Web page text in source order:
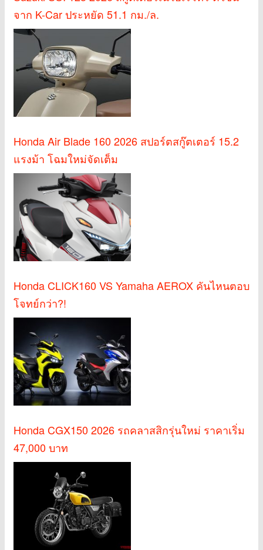
จาก K-Car ประหยัด 51.1 กม./ล.
Honda Air Blade 160 2026 สปอร์ตสกู๊ตเตอร์ 15.2
แรงม้า โฉมใหม่จัดเต็ม
Honda CLICK160 VS Yamaha AEROX คันไหนตอบ
โจทย์กว่า?!
Honda CGX150 2026 รถคลาสสิกรุ่นใหม่ ราคาเริ่ม
47,000 บาท